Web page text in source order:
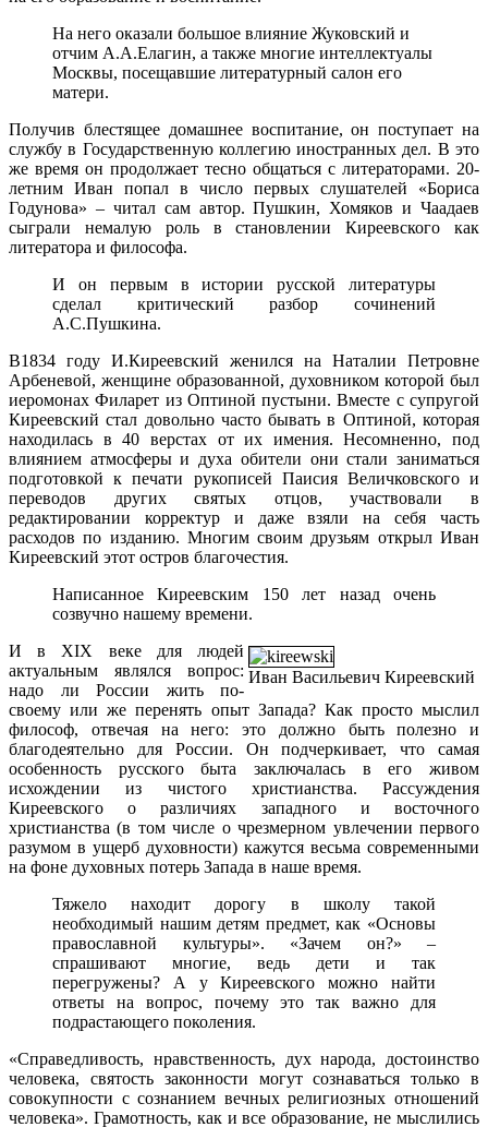
На него оказали большое влияние Жуковский и
отчим А.А.Елагин, а также многие интеллектуалы
Москвы, посещавшие литературный салон его
матери.
Получив блестящее домашнее воспитание, он поступает на
службу в Государственную коллегию иностранных дел. В это
же время он продолжает тесно общаться с литераторами. 20-
летним Иван попал в число первых слушателей «Бориса
Годунова» – читал сам автор. Пушкин, Хомяков и Чаадаев
сыграли немалую роль в становлении Киреевского как
литератора и философа.
И он первым в истории русской литературы
сделал критический разбор сочинений
А.С.Пушкина.
В1834 году И.Киреевский женился на Наталии Петровне
Арбеневой, женщине образованной, духовником которой был
иеромонах Филарет из Оптиной пустыни. Вместе с супругой
Киреевский стал довольно часто бывать в Оптиной, которая
находилась в 40 верстах от их имения. Несомненно, под
влиянием атмосферы и духа обители они стали заниматься
подготовкой к печати рукописей Паисия Величковского и
переводов других святых отцов, участвовали в
редактировании корректур и даже взяли на себя часть
расходов по изданию. Многим своим друзьям открыл Иван
Киреевский этот остров благочестия.
Написанное Киреевским 150 лет назад очень
созвучно нашему времени.
Иван Васильевич Киреевский
И в XIX веке для людей
актуальным являлся вопрос:
надо ли России жить по-
своему или же перенять опыт Запада? Как просто мыслил
философ, отвечая на него: это должно быть полезно и
благодеятельно для России. Он подчеркивает, что самая
особенность русского быта заключалась в его живом
исхождении из чистого христианства. Рассуждения
Киреевского о различиях западного и восточного
христианства (в том числе о чрезмерном увлечении первого
разумом в ущерб духовности) кажутся весьма современными
на фоне духовных потерь Запада в наше время.
Тяжело находит дорогу в школу такой
необходимый нашим детям предмет, как «Основы
православной культуры». «Зачем он?» –
спрашивают многие, ведь дети и так
перегружены? А у Киреевского можно найти
ответы на вопрос, почему это так важно для
подрастающего поколения.
«Справедливость, нравственность, дух народа, достоинство
человека, святость законности могут сознаваться только в
совокупности с сознанием вечных религиозных отношений
человека». Грамотность, как и все образование, не мыслились